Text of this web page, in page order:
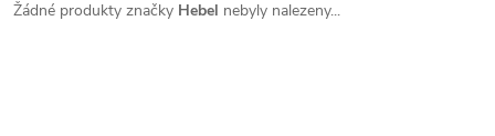
Žádné produkty značky Hebel nebyly nalezeny...